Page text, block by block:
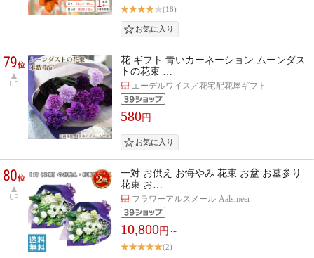
(18)
79位
UP
花 ギフト 青いカーネーション ムーンダス
トの花束 …
エーデルワイス／花宅配花屋ギフト
580円
80位
UP
一対 お供え お悔やみ 花束 お盆 お墓参り
花束 お…
フラワーアルスメール-Aalsmeer-
10,800円～
(2)